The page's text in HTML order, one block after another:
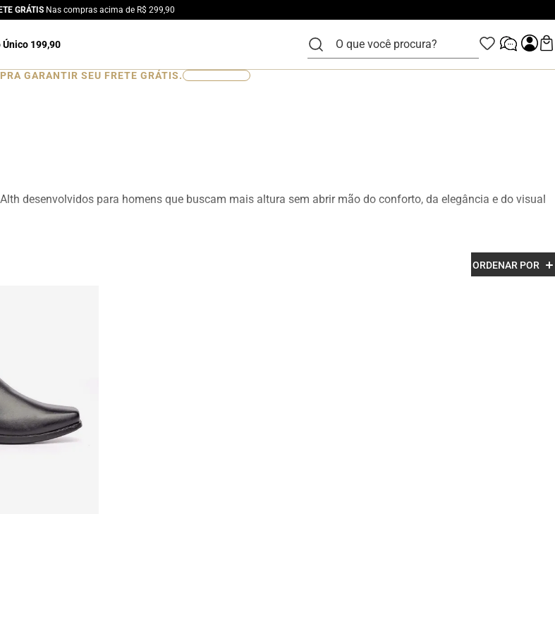
GRÁTIS Nas compras acima de R$ 299,90
Único 199,90
O que você procura?
PRA GARANTIR SEU FRETE GRÁTIS. 0
desenvolvidos para homens que buscam mais altura sem abrir mão do conforto, da elegância e do visual
altura de forma discreta e natural. Produzidos em couro legítimo e com acabamento premium, os
com tecnologia de elevação interna, desenvolvidos para garantir mais confiança, postura e estilo em
ORDENAR POR